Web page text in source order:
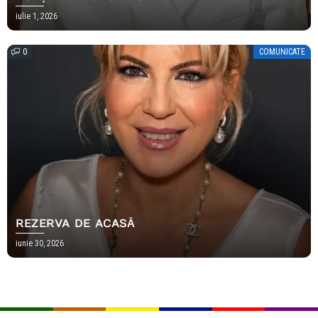
iulie 1, 2026
0 COMUNICATE
REZERVA DE ACASĂ
iunie 30, 2026